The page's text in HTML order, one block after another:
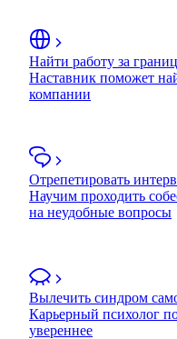
Найти работу за
Наставник поможет
компании
Отрепетировать
Научим проходить
на неудобные вопросы
Вылечить синдром
Карьерный психолог
увереннее